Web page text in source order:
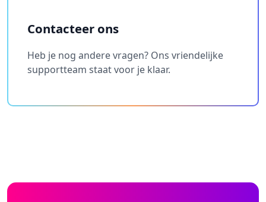
Contacteer ons
Heb je nog andere vragen? Ons vriendelijke
supportteam staat voor je klaar.